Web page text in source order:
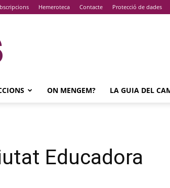
Hemeroteca Contacte Protecció de dades
ON MENGEM? LA GUIA DEL
Educadora